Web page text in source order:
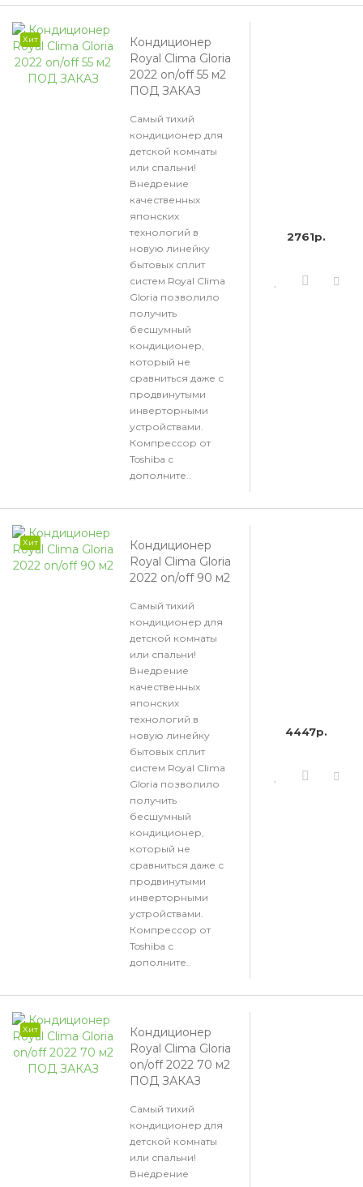
Хит
Кондиционер
Royal Clima Gloria
2022 on/off 55 м2
ПОД ЗАКАЗ
Самый тихий
кондиционер для
детской комнаты
или спальни!
Внедрение
качественных
японских
технологий в
новую линейку
бытовых сплит
систем Royal Clima
Gloria позволило
получить
бесшумный
кондиционер,
который не
сравниться даже с
продвинутыми
инверторными
устройствами.
Компрессор от
Toshiba с
дополните..
2761р.
Хит
Кондиционер
Royal Clima Gloria
2022 on/off 90 м2
Самый тихий
кондиционер для
детской комнаты
или спальни!
Внедрение
качественных
японских
технологий в
новую линейку
бытовых сплит
систем Royal Clima
Gloria позволило
получить
бесшумный
кондиционер,
который не
сравниться даже с
продвинутыми
инверторными
устройствами.
Компрессор от
Toshiba с
дополните..
4447р.
Хит
Кондиционер
Royal Clima Gloria
on/off 2022 70 м2
ПОД ЗАКАЗ
Самый тихий
кондиционер для
детской комнаты
или спальни!
Внедрение